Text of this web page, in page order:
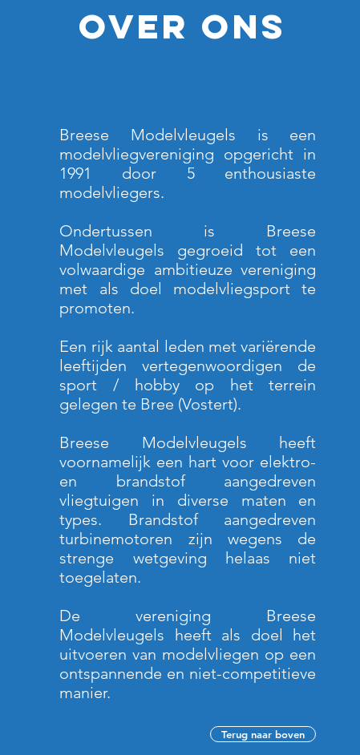
Over ONS
Breese Modelvleugels is een
modelvliegvereniging opgericht in
1991 door 5 enthousiaste
modelvliegers.
Ondertussen is Breese
Modelvleugels gegroeid tot een
volwaardige ambitieuze vereniging
met als doel modelvliegsport te
promoten.
Een rijk aantal leden met variërende
leeftijden vertegenwoordigen de
sport / hobby op het terrein
gelegen te Bree (Vostert).
Breese Modelvleugels heeft
voornamelijk een hart voor elektro-
en brandstof aangedreven
vliegtuigen in diverse maten en
types. Brandstof aangedreven
turbinemotoren zijn wegens de
strenge wetgeving helaas niet
toegelaten.
De vereniging Breese
Modelvleugels heeft als doel het
uitvoeren van modelvliegen op een
ontspannende en niet-competitieve
manier.
Terug naar boven